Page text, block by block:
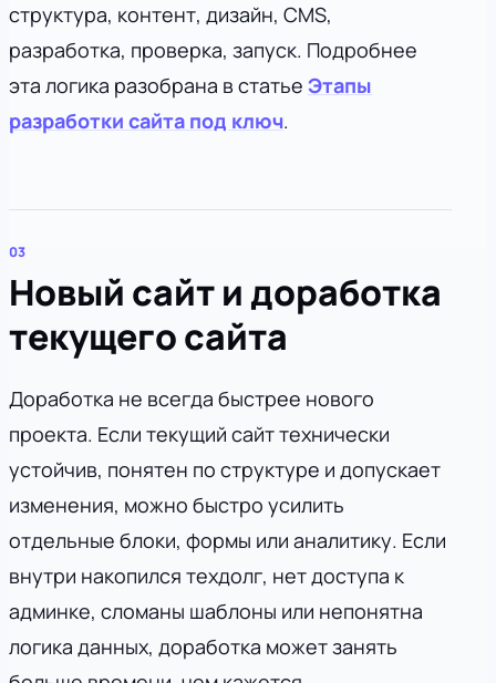
структура, контент, дизайн, CMS,
разработка, проверка, запуск. Подробнее
эта логика разобрана в статье Этапы
разработки сайта под ключ.
Новый сайт и доработка
текущего сайта
Доработка не всегда быстрее нового
проекта. Если текущий сайт технически
устойчив, понятен по структуре и допускает
изменения, можно быстро усилить
отдельные блоки, формы или аналитику. Если
внутри накопился техдолг, нет доступа к
админке, сломаны шаблоны или непонятна
логика данных, доработка может занять